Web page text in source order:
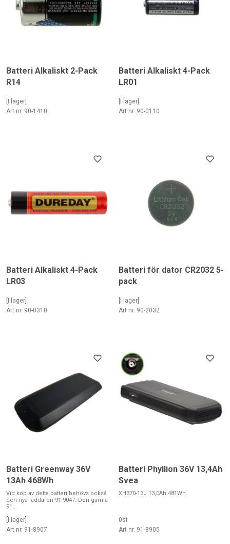
Batteri Alkaliskt 2-Pack
R14
[I lager]
Art nr. 90-1410
Batteri Alkaliskt 4-Pack
LR01
[I lager]
Art nr. 90-0110
Batteri Alkaliskt 4-Pack
LR03
[I lager]
Art nr. 90-0310
Batteri för dator CR2032 5-
pack
[I lager]
Art nr. 90-2032
Batteri Greenway 36V
13Ah 468Wh
Vid köp av detta batteri behövs också
den nya laddaren 91-9047. Den gamla
91...
[I lager]
Art nr. 91-8907
Batteri Phyllion 36V 13,4Ah
Svea
XH370-13J 13,0Ah 481Wh
0st
Art nr. 91-8905